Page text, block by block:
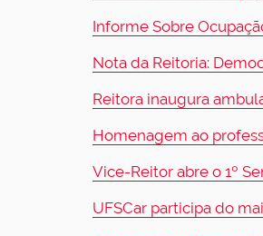
Informe Sobre
Nota da Reitoria:
Reitora inaugura
Homenagem ao
Vice-Reitor abre o 1º
UFSCar participa do